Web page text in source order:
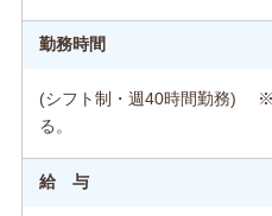
勤務時間
(シフト制・週40時間勤務) ※
る。
給 与